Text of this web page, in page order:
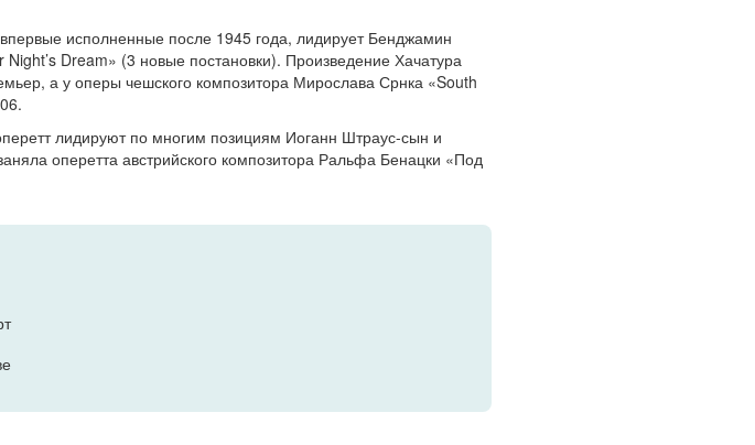
исполненные после 1945 года, лидирует Бенджамин
Dream» (3 новые постановки). Произведение Хачатура
а у оперы чешского композитора Мирослава Срнка «South
лидируют по многим позициям Иоганн Штраус-сын и
оперетта австрийского композитора Ральфа Бенацки «Под